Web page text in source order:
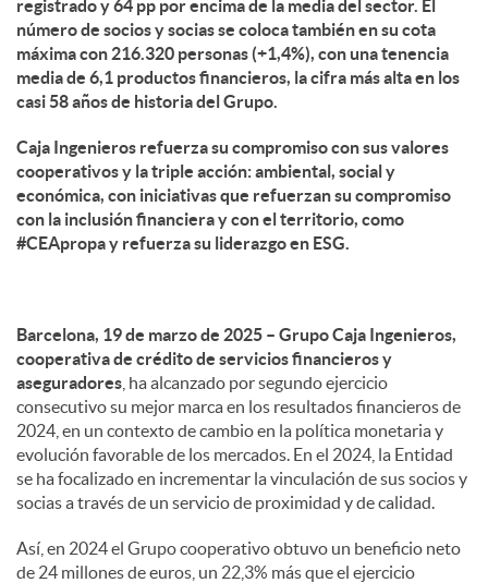
registrado y 64 pp por encima de la media del sector. El
número de socios y socias se coloca también en su cota
máxima con 216.320 personas (+1,4%), con una tenencia
media de 6,1 productos financieros, la cifra más alta en los
casi 58 años de historia del Grupo.
Caja Ingenieros refuerza su compromiso con sus valores
cooperativos y la triple acción: ambiental, social y
económica, con iniciativas que refuerzan su compromiso
con la inclusión financiera y con el territorio, como
#CEApropa y refuerza su liderazgo en ESG.
Barcelona, 19 de marzo de 2025 – Grupo Caja Ingenieros,
cooperativa de crédito de servicios financieros y
aseguradores , ha alcanzado por segundo ejercicio
consecutivo su mejor marca en los resultados financieros de
2024, en un contexto de cambio en la política monetaria y
evolución favorable de los mercados. En el 2024, la Entidad
se ha focalizado en incrementar la vinculación de sus socios y
socias a través de un servicio de proximidad y de calidad.
Así, en 2024 el Grupo cooperativo obtuvo un beneficio neto
de 24 millones de euros, un 22,3% más que el ejercicio